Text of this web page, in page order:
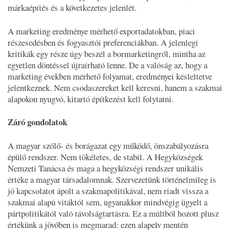
márkaépítés és a következetes jelenlét.
A marketing eredménye mérhető exportadatokban, piaci
részesedésben és fogyasztói preferenciákban. A jelenlegi
kritikák egy része úgy beszél a bormarketingről, mintha az
egyetlen döntéssel újraírható lenne. De a valóság az, hogy a
marketing években mérhető folyamat, eredményei késleltetve
jelentkeznek. Nem csodaszereket kell keresni, hanem a szakmai
alapokon nyugvó, kitartó építkezést kell folytatni.
Záró gondolatok
A magyar szőlő- és borágazat egy működő, önszabályozásra
épülő rendszer. Nem tökéletes, de stabil. A Hegyközségek
Nemzeti Tanácsa és maga a hegyközségi rendszer unikális
értéke a magyar társadalomnak. Szervezetünk történelmileg is
jó kapcsolatot ápolt a szakmapolitikával, nem riadt vissza a
szakmai alapú vitáktól sem, ugyanakkor mindvégig ügyelt a
pártpolitikától való távolságtartásra. Ez a múltból hozott plusz
értékünk a jövőben is megmarad: ezen alapelv mentén